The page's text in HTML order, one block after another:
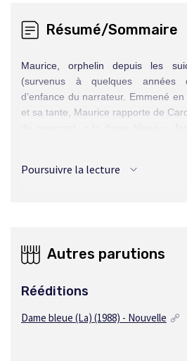
Résumé/Sommaire
Maurice, orphelin depuis les
(survenus à quelques années
d’enfance du narrateur. Emmené
et sa tante, Maurice rapporte de
propre mère ; de justesse, il lui a
Poursuivre la lecture
Autres parutions
Rééditions
Dame bleue (La) (1988) - Nouvelle